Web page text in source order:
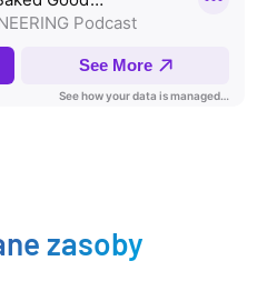
zasoby